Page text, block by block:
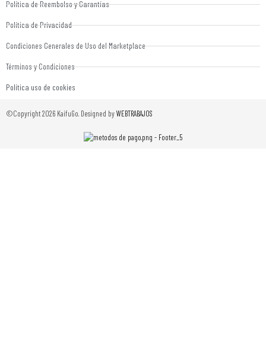
Política de Reembolso y Garantías
Política de Privacidad
Condiciones Generales de Uso del Marketplace
Términos y Condiciones
Política uso de cookies
©Copyright 2026 KaifuGo. Designed byWEBTRABAJOS